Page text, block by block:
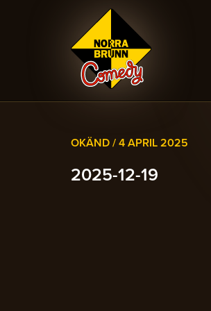
OKÄND / 4 APRIL 2025
2025-12-19